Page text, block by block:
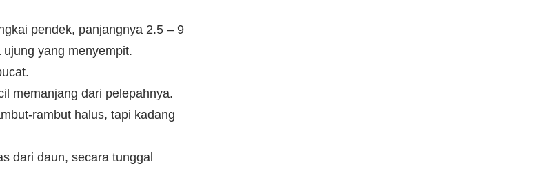
pendek, panjangnya 2.5 – 9
yang menyempit.
memanjang dari pelepahnya.
rambut halus, tapi kadang
dari daun, secara tunggal